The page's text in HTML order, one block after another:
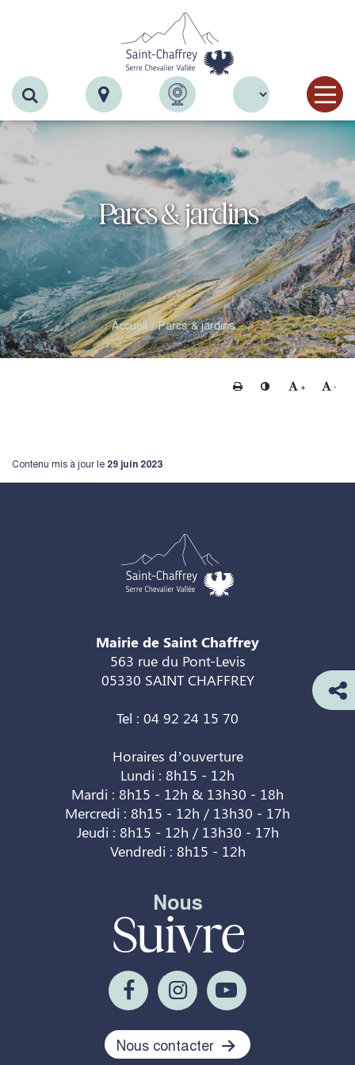
Recherche
Parcs & jardins
Accueil Parcs & jardins
Imprimer Changer le contraste
+ Agrandir le
-
Contenu mis à jour le 29 juin 2023
Mairie de Saint Chaffrey
563 rue du Pont-Levis
05330 SAINT CHAFFREY
Tel : 04 92 24 15 70
Horaires d’ouverture
Lundi : 8h15 - 12h
Mardi : 8h15 - 12h & 13h30 - 18h
Mercredi : 8h15 - 12h / 13h30 - 17h
Jeudi : 8h15 - 12h / 13h30 - 17h
Vendredi : 8h15 - 12h
Nous
Suivre
Nous contacter